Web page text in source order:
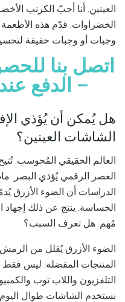
العينين. أنا أحبّ الكرنب
الخضراوات. قدّم هذه
وجبات أو وجبات خفيفة
اتصل بنا
– الدفع
هل يُمكن أن يُؤذي
الشاشات العينين؟
العالم الحقيقي المُحوسب.
العصر الرقمي يُؤذي البصر.
الدراسات أن الضوء الأزرق
الحساسة. ينتج عن ذلك إجهاد
مُهم. ​​هل تعرف السبب؟
الضوء الأزرق يُقلل من
المنتجات المفضلة. ليس فقط
التلفزيون واللاب توب
نستخدم الشاشات طوال